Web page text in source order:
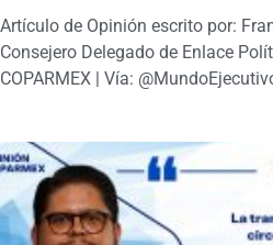
Artículo de Opinión escrito por:
Consejero Delegado de Enlace
COPARMEX | Vía: